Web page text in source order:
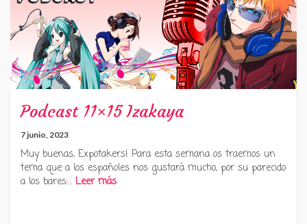
Podcast 11×15 Izakaya
7 junio, 2023
Muy buenas, Expotakers! Para esta semana os traemos un
tema que a los españoles nos gustará mucho, por su parecido
a los bares:… Leer más